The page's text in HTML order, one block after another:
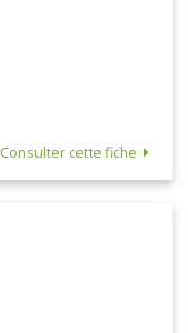
Consulter cette fiche